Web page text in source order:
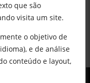
que são
visita um site.
o objetivo de
e de análise
conteúdo e layout,